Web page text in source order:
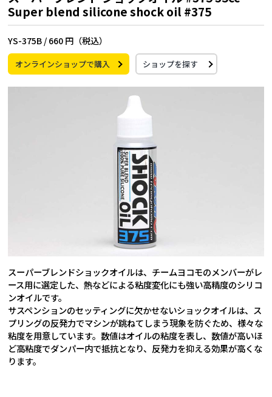
Super blend silicone shock oil #375
YS-375B / 660 円（税込）
オンラインショップで購入 ショップを探す
スーパーブレンドショックオイルは、チームヨコモのメンバーがレ
ース用に選定した、熱などによる粘度変化にも強い高精度のシリコ
ンオイルです。
サスペンションのセッティングに欠かせないショックオイルは、ス
プリングの反発力でマシンが跳ねてしまう現象を防ぐため、様々な
粘度を用意しています。数値はオイルの粘度を表し、数値が高いほ
ど高粘度でダンパー内で抵抗となり、反発力を抑える効果が高くな
ります。